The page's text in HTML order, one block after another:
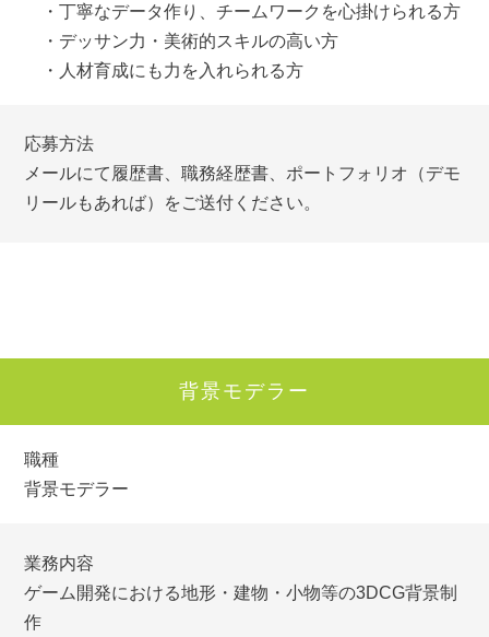
・丁寧なデータ作り、チームワークを心掛けられる方
・デッサン力・美術的スキルの高い方
・人材育成にも力を入れられる方
応募方法
メールにて履歴書、職務経歴書、ポートフォリオ（デモ
リールもあれば）をご送付ください。
背景モデラー
職種
背景モデラー
業務内容
ゲーム開発における地形・建物・小物等の3DCG背景制
作